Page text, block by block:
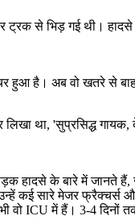
से भिड़ गई थी। हादसे
हुआ है। अब वो खतरे
था, 'सुप्रसिद्ध
हादसे के बारे में जानते
कई सारे मेजर
ICU में हैं। 3-4 दिनों